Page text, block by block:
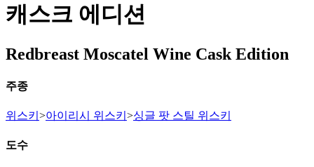
캐스크 에디션
Redbreast Moscatel Wine Cask Edition
주종
위스키 >아이리시 위스키 >싱글 팟 스틸 위스키
도수